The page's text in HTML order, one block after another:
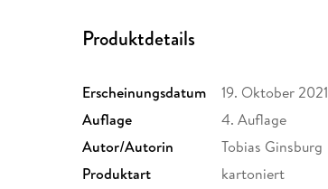
Produktdetails
Erscheinungsdatum 19. Oktober 2021
Auflage
4. Auflage
Autor/Autorin
Tobias Ginsburg
Produktart
kartoniert